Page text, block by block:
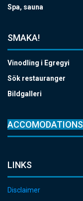
Spa, sauna
SMAKA!
Vinodling i Egregyi
Sök restauranger
Bildgalleri
ACCOMODATIONS
LINKS
Disclaimer